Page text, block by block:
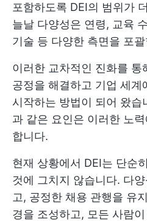
포함하도록 DEI의 범위가
늘날 다양성은 연령, 교육
기술 등 다양한 측면을 포
이러한 교차적인 진화를 통
공정을 해결하고 기업 세계
시작하는 방법이 되어 왔습
과 같은 요인은 이러한 노
합니다.
현재 상황에서 DEI는 단순
것에 그치지 않습니다. 다
고, 공정한 채용 관행을 유
경을 조성하고, 모든 사람